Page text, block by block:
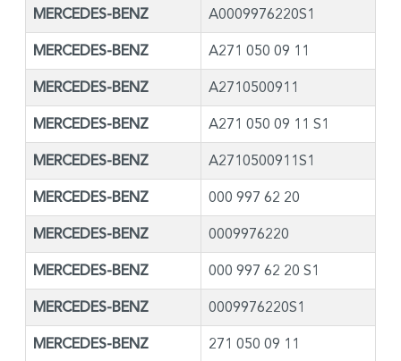
MERCEDES-BENZ A0009976220S1
MERCEDES-BENZ A271 050 09 11
MERCEDES-BENZ A2710500911
MERCEDES-BENZ A271 050 09 11 S1
MERCEDES-BENZ A2710500911S1
MERCEDES-BENZ 000 997 62 20
MERCEDES-BENZ 0009976220
MERCEDES-BENZ 000 997 62 20 S1
MERCEDES-BENZ 0009976220S1
MERCEDES-BENZ 271 050 09 11